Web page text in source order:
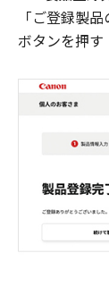
「ご登録製
ボタンを押す